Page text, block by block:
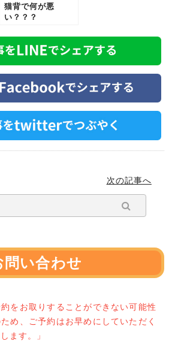
猫背で何が悪
い？？？
次の記事へ
問い合わせ
約をお取りすることができない可能性
め、ご予約はお早めにしていただく
ます。」